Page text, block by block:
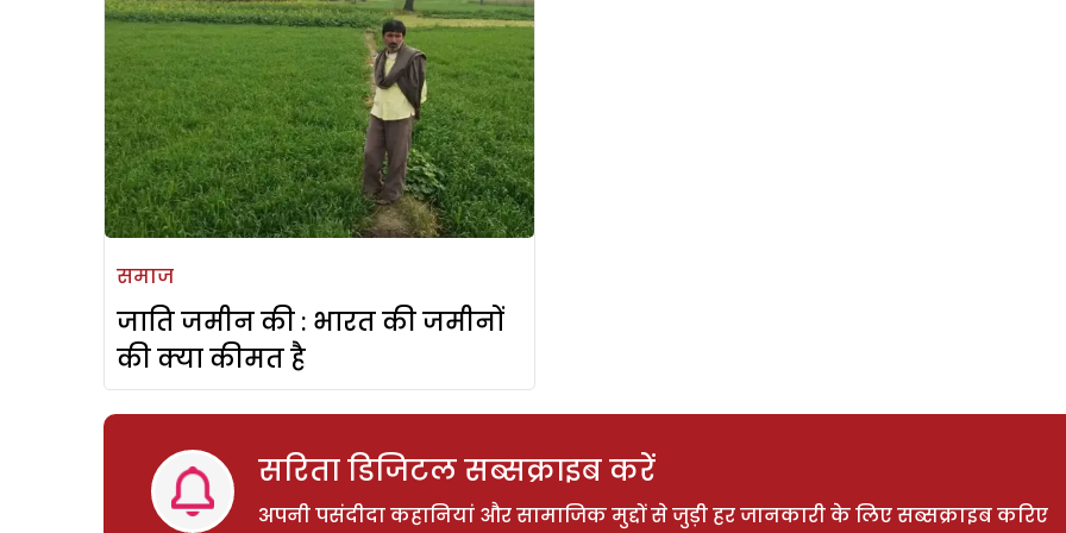
समाज
जाति जमीन की : भारत की जमीनों
की क्या कीमत है
सरिता डिजिटल सब्सक्राइब करें
अपनी पसंदीदा कहानियां और सामाजिक मुद्दों से जुड़ी हर जानकारी के लिए सब्सक्राइब करिए